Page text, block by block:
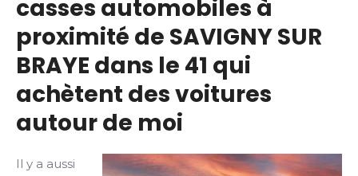
casses automobiles à
proximité de SAVIGNY SUR
BRAYE dans le 41 qui
achètent des voitures
autour de moi
Il y a aussi